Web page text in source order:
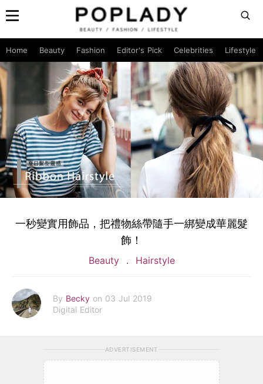
Home Beauty Fashion Editor's Pick Celebrities Lifestyle
一秒變實用飾品，把禮物絲帶隨手一綁變成華麗髮
飾！
Beauty Hairstyle
By Becky on 03 Jul 2019
Digital Editor
ADVERTISEMENT